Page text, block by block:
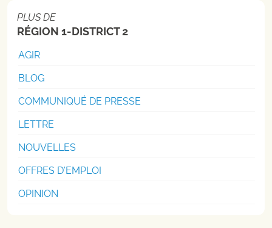
PLUS DE
RÉGION 1-DISTRICT 2
AGIR
BLOG
COMMUNIQUÉ DE PRESSE
LETTRE
NOUVELLES
OFFRES D'EMPLOI
OPINION